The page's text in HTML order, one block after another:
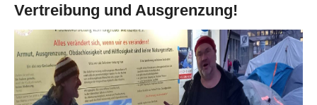
Vertreibung und Ausgrenzung!